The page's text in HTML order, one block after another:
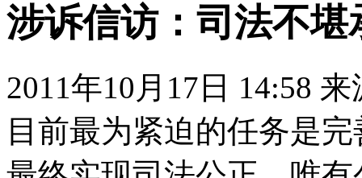
涉诉信访：司法不
2011年10月17日 14:58
目前最为紧迫的任务是